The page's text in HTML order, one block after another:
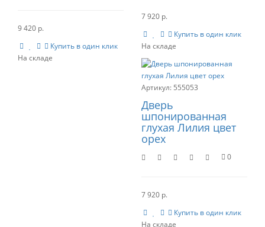
9 420 р.
Купить в один клик
7 920 р.
Купить в один клик
555053
Дверь
шпонированная
глухая Лилия цвет
орех
0
7 920 р.
Купить в один клик